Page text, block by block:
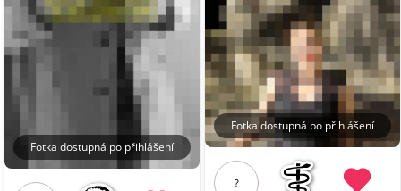
Fotka dostupná po přihlášení
Fotka dostupná po přihlášení
?